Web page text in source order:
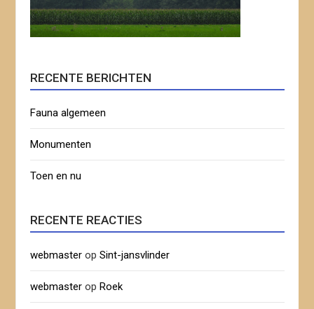
RECENTE BERICHTEN
Fauna algemeen
Monumenten
Toen en nu
RECENTE REACTIES
webmaster opSint-jansvlinder
webmaster opRoek